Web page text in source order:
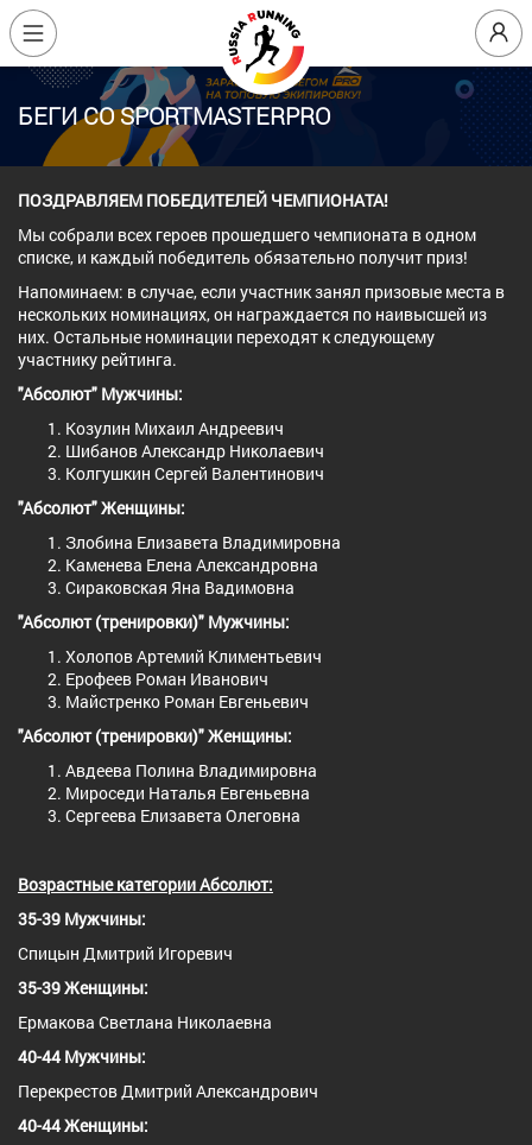
БЕГИ СО SPORTMASTERPRO
ПОЗДРАВЛЯЕМ ПОБЕДИТЕЛЕЙ ЧЕМПИОНАТА!
Мы собрали всех героев прошедшего чемпионата в одном
списке, и каждый победитель обязательно получит приз!
Напоминаем: в случае, если участник занял призовые места в
нескольких номинациях, он награждается по наивысшей из
них. Остальные номинации переходят к следующему
участнику рейтинга.
"Абсолют" Мужчины:
Козулин Михаил Андреевич
Шибанов Александр Николаевич
Колгушкин Сергей Валентинович
"Абсолют" Женщины:
Злобина Елизавета Владимировна
Каменева Елена Александровна
Сираковская Яна Вадимовна
"Абсолют (тренировки)" Мужчины:
Холопов Артемий Климентьевич
Ерофеев Роман Иванович
Майстренко Роман Евгеньевич
"Абсолют (тренировки)" Женщины:
Авдеева Полина Владимировна
Мироседи Наталья Евгеньевна
Сергеева Елизавета Олеговна
Возрастные категории Абсолют:
35-39 Мужчины:
Спицын Дмитрий Игоревич
35-39 Женщины:
Ермакова Светлана Николаевна
40-44 Мужчины:
Перекрестов Дмитрий Александрович
40-44 Женщины: